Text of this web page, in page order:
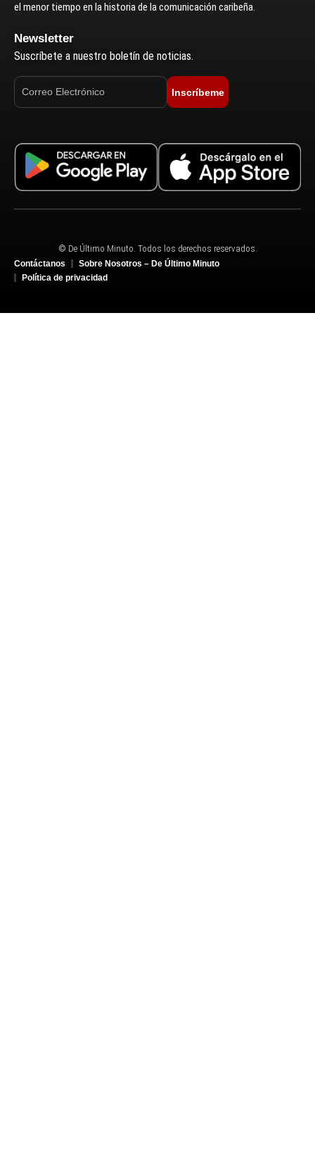
el menor tiempo en la historia de la comunicación caribeña.
Newsletter
Suscríbete a nuestro boletín de noticias.
Inscríbeme
© De Último Minuto. Todos los derechos reservados.
Contáctanos
Sobre Nosotros – De Último Minuto
Política de privacidad